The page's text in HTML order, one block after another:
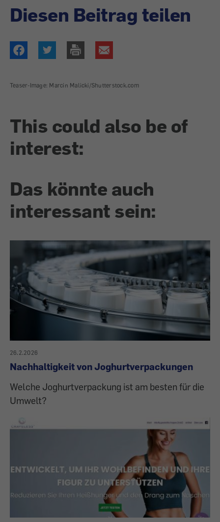
Diesen Beitrag teilen
Teaser-Image: Marcin Malicki/Shutterstock.com
This could also be of
interest:
Das könnte auch
interessant sein:
26.2.2026
Nachhaltigkeit von Joghurtverpackungen
Welche Joghurtverpackung ist am besten für die
Umwelt?